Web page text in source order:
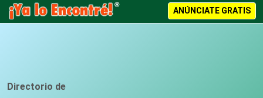
ANÚNCIATE GRATIS
Directorio de